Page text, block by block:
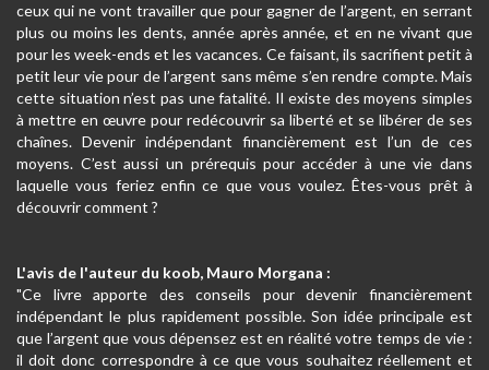
ceux qui ne vont travailler que pour gagner de l’argent, en serrant
plus ou moins les dents, année après année, et en ne vivant que
pour les week-ends et les vacances. Ce faisant, ils sacrifient petit à
petit leur vie pour de l’argent sans même s’en rendre compte. Mais
cette situation n’est pas une fatalité. Il existe des moyens simples
à mettre en œuvre pour redécouvrir sa liberté et se libérer de ses
chaînes. Devenir indépendant financièrement est l’un de ces
moyens. C’est aussi un prérequis pour accéder à une vie dans
laquelle vous feriez enfin ce que vous voulez. Êtes-vous prêt à
découvrir comment ?
L'avis de l'auteur du koob, Mauro Morgana :
"Ce livre apporte des conseils pour devenir financièrement
indépendant le plus rapidement possible. Son idée principale est
que l’argent que vous dépensez est en réalité votre temps de vie :
il doit donc correspondre à ce que vous souhaitez réellement et